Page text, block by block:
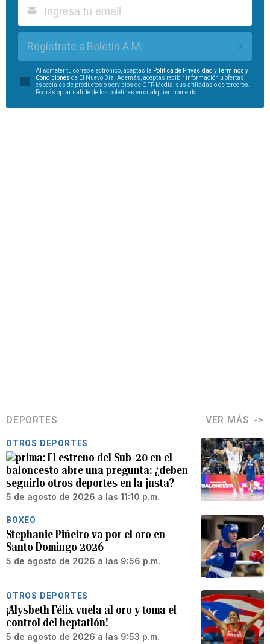
Regístrate a Boletín A.M.
Al someter tu correo electrónico, aceptas la Política de Privacidad yTérminos y
Condiciones de El Nuevo Día. Además, aceptas recibir información u ofertas
especiales de productos o servicios de GFR Media, sus afiliadas o de terceros.
Podrás optar salirte de los boletines en cualquier momento.
DEPORTES VER MÁS
OTROS DEPORTES
El estreno del Sub-20 en el
baloncesto abre una pregunta: ¿deben
seguirlo otros deportes en la justa?
5 de agosto de 2026 a las 11:10 p.m.
BOXEO
Stephanie Piñeiro va por el oro en
Santo Domingo 2026
5 de agosto de 2026 a las 9:56 p.m.
OTROS DEPORTES
¡Alysbeth Félix vuela al oro y toma el
control del heptatlón!
5 de agosto de 2026 a las 9:53 p.m.